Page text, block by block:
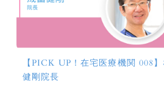
【PICK UP！在宅医療機関 008
健剛院長